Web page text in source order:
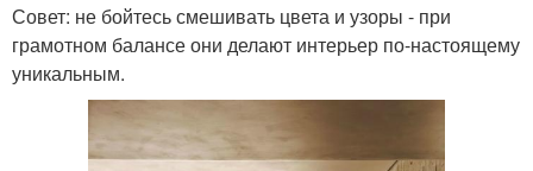
Совет: не бойтесь смешивать цвета и узоры - при
грамотном балансе они делают интерьер по-настоящему
уникальным.